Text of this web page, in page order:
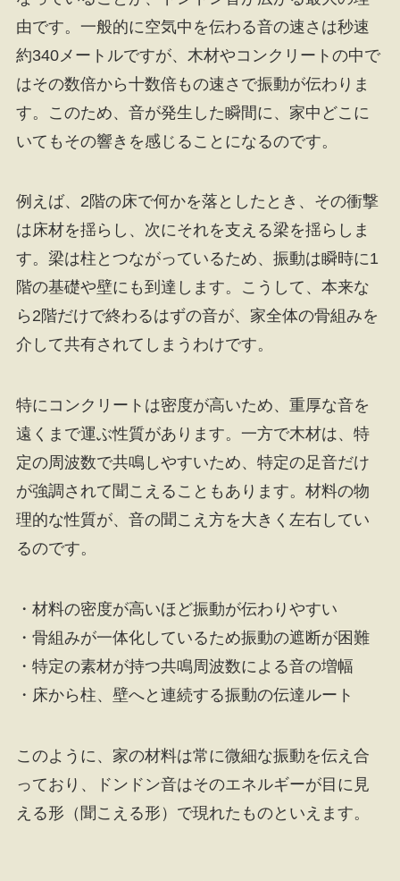
由です。一般的に空気中を伝わる音の速さは秒速
約340メートルですが、木材やコンクリートの中で
はその数倍から十数倍もの速さで振動が伝わりま
す。このため、音が発生した瞬間に、家中どこに
いてもその響きを感じることになるのです。
例えば、2階の床で何かを落としたとき、その衝撃
は床材を揺らし、次にそれを支える梁を揺らしま
す。梁は柱とつながっているため、振動は瞬時に1
階の基礎や壁にも到達します。こうして、本来な
ら2階だけで終わるはずの音が、家全体の骨組みを
介して共有されてしまうわけです。
特にコンクリートは密度が高いため、重厚な音を
遠くまで運ぶ性質があります。一方で木材は、特
定の周波数で共鳴しやすいため、特定の足音だけ
が強調されて聞こえることもあります。材料の物
理的な性質が、音の聞こえ方を大きく左右してい
るのです。
・材料の密度が高いほど振動が伝わりやすい
・骨組みが一体化しているため振動の遮断が困難
・特定の素材が持つ共鳴周波数による音の増幅
・床から柱、壁へと連続する振動の伝達ルート
このように、家の材料は常に微細な振動を伝え合
っており、ドンドン音はそのエネルギーが目に見
える形（聞こえる形）で現れたものといえます。